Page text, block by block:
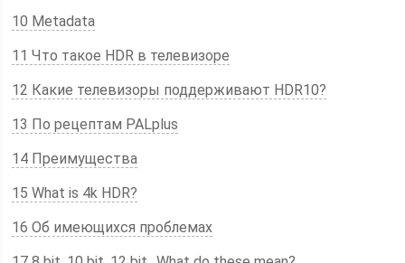
10 Metadata
11 Что такое HDR в телевизоре
12 Какие телевизоры поддерживают HDR10?
13 По рецептам PALplus
14 Преимущества
15 What is 4k HDR?
16 Об имеющихся проблемах